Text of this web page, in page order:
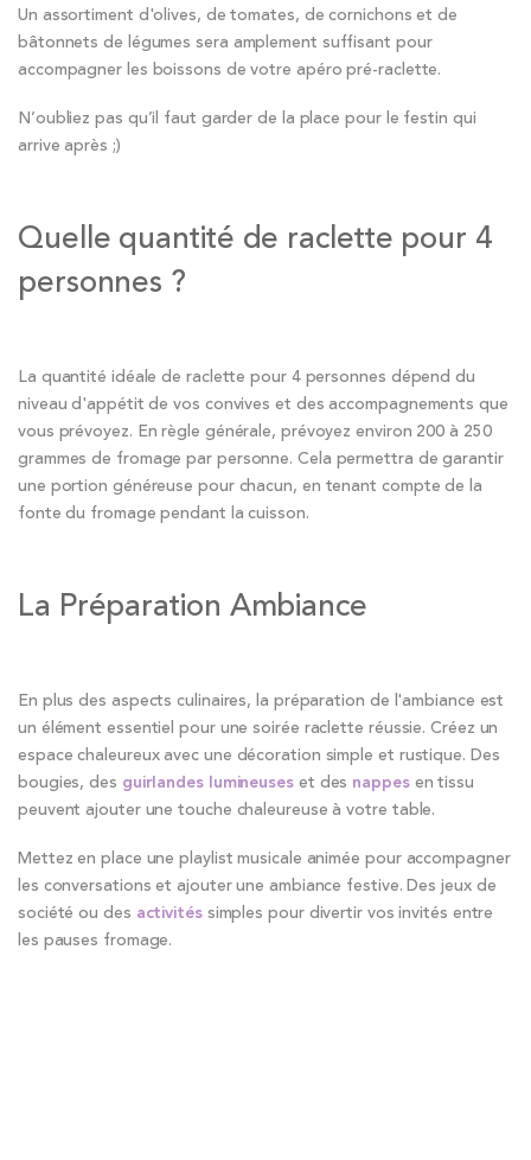
Un assortiment d'olives, de tomates, de cornichons et de
bâtonnets de légumes sera amplement suffisant pour
accompagner les boissons de votre apéro pré-raclette.
N’oubliez pas qu’il faut garder de la place pour le festin qui
arrive après ;)
Quelle quantité de raclette pour 4
personnes ?
La quantité idéale de raclette pour 4 personnes dépend du
niveau d'appétit de vos convives et des accompagnements que
vous prévoyez. En règle générale, prévoyez environ 200 à 250
grammes de fromage par personne. Cela permettra de garantir
une portion généreuse pour chacun, en tenant compte de la
fonte du fromage pendant la cuisson.
La Préparation Ambiance
En plus des aspects culinaires, la préparation de l'ambiance est
un élément essentiel pour une soirée raclette réussie. Créez un
espace chaleureux avec une décoration simple et rustique. Des
bougies, des guirlandes lumineuseset des nappesen tissu
peuvent ajouter une touche chaleureuse à votre table.
Mettez en place une playlist musicale animée pour accompagner
les conversations et ajouter une ambiance festive. Des jeux de
société ou des activitéssimples pour divertir vos invités entre
les pauses fromage.